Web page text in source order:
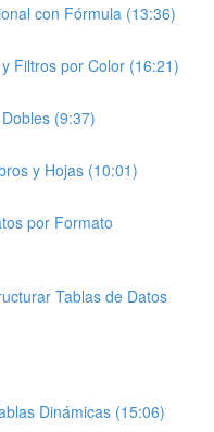
con Fórmula (13:36)
Filtros por Color (16:21)
(9:37)
y Hojas (10:01)
por Formato
Tablas de Datos
Dinámicas (15:06)